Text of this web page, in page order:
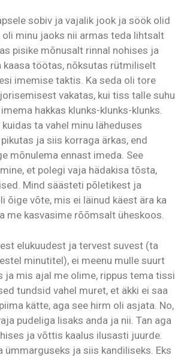
sobiv ja vajalik jook ja söök olid
oli minu jaoks nii armas teda lihtsalt
pisike mõnusalt rinnal nohises ja
kaasa töötas, nõksutas rütmiliselt
imemise taktis. Ka seda oli tore
vakatas, kui tiss talle suhu
hakkas klunks-klunks-klunks.
ta vahel minu läheduses
ja siis korraga ärkas, end
mõnulema ennast imeda. See
et polegi vaja hädakisa tõsta,
Mind säästeti põletikest ja
õige võte, mis ei läinud käest ära ka
me kasvasime rõõmsalt üheskoos.
elukuudest ja tervest suvest (ta
minutitel), ei meenu mulle suurt
ja mis ajal me olime, rippus tema tissi
tundsid vahel muret, et äkki ei saa
kätte, aga see hirm oli asjata. No,
pudeliga lisaks anda ja nii. Tan aga
ja võttis kaalus ilusasti juurde.
ümmarguseks ja siis kandiliseks. Eks